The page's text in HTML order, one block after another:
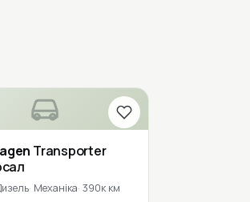
Transporter
Механіка 390к км